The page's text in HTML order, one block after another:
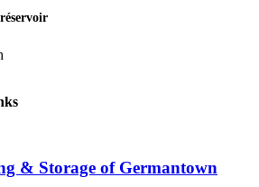
& Storage of Germantown